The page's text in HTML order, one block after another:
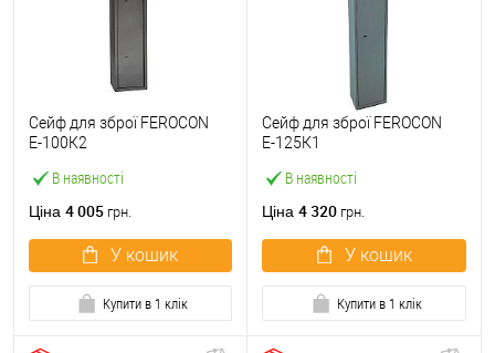
В наявності
Сейф для зброї FEROCON
Е-100К2
Ціна 4 005 грн.
У кошик
Купити в 1 клік
В наявності
Сейф для зброї FEROCON
Е-125К1
Ціна 4 320 грн.
У кошик
Купити в 1 клік